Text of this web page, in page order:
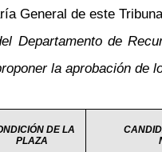
General de este
Departamento de
la aprobación de
DE LA
PLAZA